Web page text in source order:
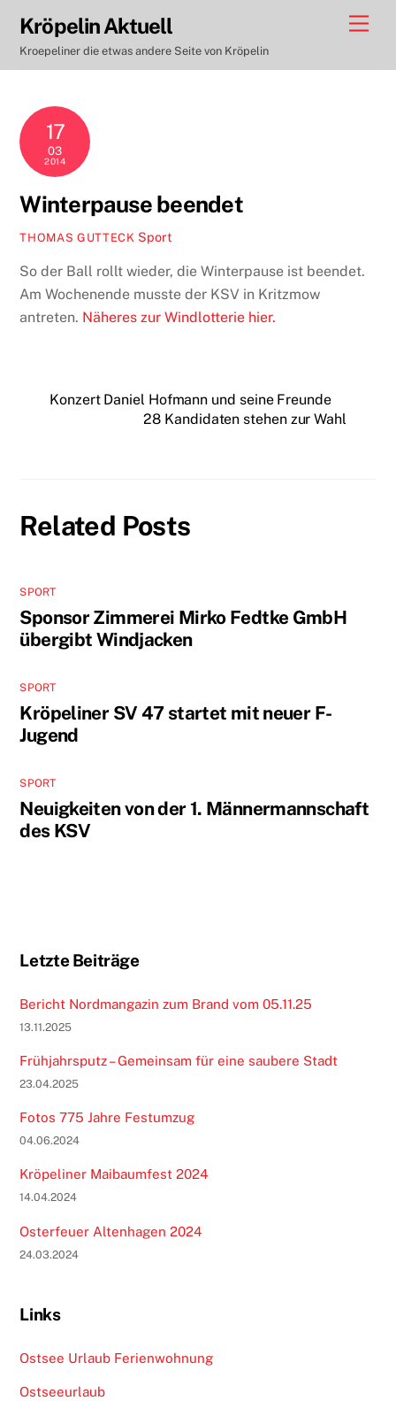
content
Kröpelin Aktuell
Kroepeliner die etwas andere Seite von Kröpelin
17
03
2014
Winterpause beendet
THOMAS GUTTECK Sport
So der Ball rollt wieder, die Winterpause ist beendet.
Am Wochenende musste der KSV in Kritzmow
antreten. Näheres zur Windlotterie hier.
Konzert Daniel Hofmann und seine Freunde
28 Kandidaten stehen zur Wahl
Related Posts
SPORT
Sponsor Zimmerei Mirko Fedtke GmbH
übergibt Windjacken
SPORT
Kröpeliner SV 47 startet mit neuer F-
Jugend
SPORT
Neuigkeiten von der 1. Männermannschaft
des KSV
Letzte Beiträge
Bericht Nordmangazin zum Brand vom 05.11.25
13.11.2025
Frühjahrsputz – Gemeinsam für eine saubere Stadt
23.04.2025
Fotos 775 Jahre Festumzug
04.06.2024
Kröpeliner Maibaumfest 2024
14.04.2024
Osterfeuer Altenhagen 2024
24.03.2024
Links
Ostsee Urlaub Ferienwohnung
Ostseeurlaub